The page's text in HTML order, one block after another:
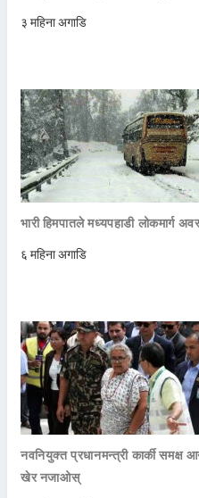
३ महिना अगाडि
भारी हिमपातले मध्यपहाडी लोकमार्ग
६ महिना अगाडि
नवनियुक्त प्रधानमन्त्री कार्की समक्ष
खेर नजाओस्